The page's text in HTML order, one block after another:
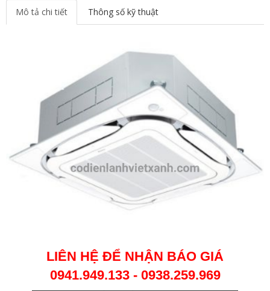
Mô tả chi tiết
Thông số kỹ thuật
LIÊN HỆ ĐỂ NHẬN BÁO GIÁ
0941.949.133 - 0938.259.969